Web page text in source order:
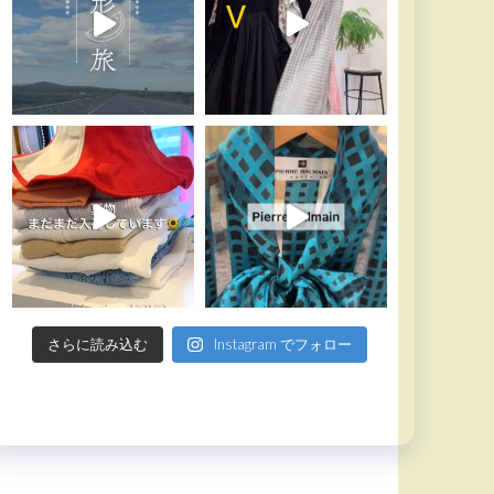
さらに読み込む Instagram でフォロー